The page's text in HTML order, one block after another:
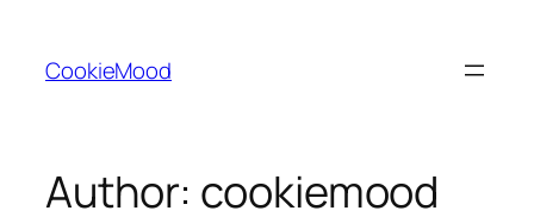
content
CookieMood
Author: cookiemood